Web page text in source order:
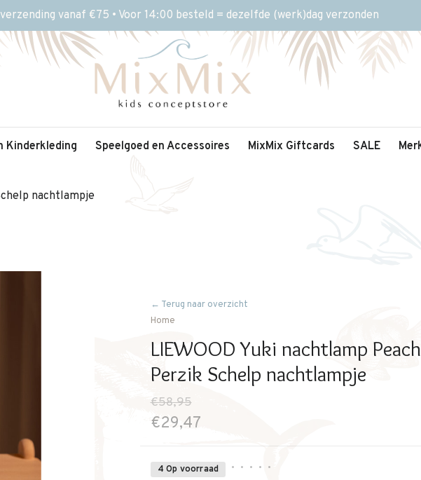
vanaf €75 • Voor 14:00 besteld = dezelfde (werk)dag verzonden
Kinderkleding Speelgoed en Accessoires MixMix Giftcards SALE
nachtlampje
← Terug naar overzicht
Home
LIEWOOD Yuki nachtlamp
Perzik Schelp nachtlampje
€58,95
€29,47
4 Op voorraad • • • • •